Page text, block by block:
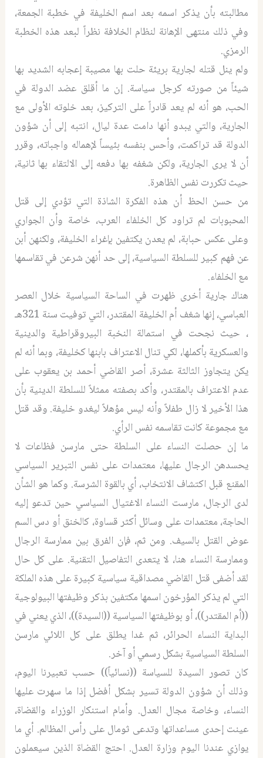
مطالبته بأن يذكر اسمه بعد اسم الخليفة في خطبة الجمعة،
وفي ذلك منتهى الإهانة لنظام الخلافة نظراً لبعد هذه الخطبة
الرمزي.
ولم ينل قتله لجارية بريئة حلت بها مصيبة إعجابه الشديد بها
شيئاً من صورته كرجل سياسة. إن ما أقلق عضد الدولة في
الحب، هو أنه لم يعد قادراً على التركيز، بعد خلوته الأولى مع
الجارية، والتي يبدو أنها دامت عدة ليال، انتبه إلى أن شؤون
الدولة قد تراكمت، وأحس بنفسه بئيساً لإهماله واجباته، وقرر
أن لا يرى الجارية، ولكن شغفه بها دفعه إلى الالتقاء بها ثانية،
حيث تكررت نفس الظاهرة.
من حسن الحظ أن هذه الفكرة الشاذة التي تؤدي إلى قتل
المحبوبات لم تراود كل الخلفاء العرب، خاصة وأن الجواري
وعلى عكس حبابة، لم يعدن يكتفين بإغراء الخليفة، ولكنهن أبن
عن فهم كبير للسلطة السياسية، إلى حد أنهن شرعن في تقاسمها
مع الخلفاء.
هناك جارية أخرى ظهرت في الساحة السياسية خلال العصر
العباسي، إنها شغف أم الخليفة المقتدر، التي توفيت سنة 321هـ
، حيث نجحت في استمالة النخبة البيروقراطية والدينية
والعسكرية بأكملها، لكي تنال الاعتراف بابنها كخليفة، وبما أنه لم
يكن يتجاوز الثالثة عشرة، أصر القاضي أحمد بن يعقوب على
عدم الاعتراف بالمقتدر، وأكد بصفته ممثلاً للسلطة الدينية بأن
هذا الأخير لا زال طفلاً وأنه ليس مؤهلاً ليغدو خليفة. وقد قتل
مع مجموعة كانت تقاسمه نفس الرأي.
ما إن حصلت النساء على السلطة حتى مارسن فظاعات لا
يحسدهن الرجال عليها، معتمدات على نفس التبرير السياسي
المقنع قبل اكتشاف الانتخاب، أي بالقوة الشرسة. وكما هو الشأن
لدى الرجال، مارست النساء الاغتيال السياسي حين تدعو إليه
الحاجة، معتمدات على وسائل أكثر قساوة، كالخنق أو دس السم
عوض القتل بالسيف. ومن ثم، فإن الفرق بين ممارسة الرجال
وممارسة النساء هنا، لا يتعدى التفاصيل التقنية. على كل حال
لقد أضفى قتل القاضي مصداقية سياسية كبيرة على هذه الملكة
التي لم يذكر المؤرخون اسمها مكتفين بذكر وظيفتها البيولوجية
((أم المقتدر))، أو بوظيفتها السياسية ((السيدة))، الذي يعني في
البداية النساء الحرائر، ثم غدا يطلق على كل اللائي مارسن
السلطة السياسية بشكل رسمي أو آخر.
كان تصور السيدة للسياسة ((نسائياً)) حسب تعبيرنا اليوم،
وذلك أن شؤون الدولة تسير بشكل أفضل إذا ما سهرت عليها
النساء، وخاصة مجال العدل. وأمام استنكار الوزراء والقضاة،
عينت إحدى مساعداتها وتدعى ثومال على رأس المظالم. أي ما
يوازي عندنا اليوم وزارة العدل. احتج القضاة الذين سيعملون